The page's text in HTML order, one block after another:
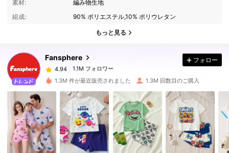
素材:
編み物生地
組成:
90% ポリエステル,10% ポリウレタン
もっと見る
Fansphere
1.1M フォロワー
4.94
1.1M フォロワー
m***5 は1日前に購入しました
4.94 1.1M フォロワー
4.94 1.1M フォロワー
フォロー
1.3M 件が最近販売されました 1.3M 回数目のご購入